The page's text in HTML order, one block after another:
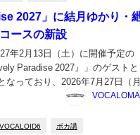
2027」に結月ゆかり・
ースの新設
年2月13日（土）に開催予定の
Paradise 2027』」のゲストと
っており、2026年7月27日（月
ング「GUMI・がくぽ・ウナ 3D
VOCALOID6 ボカ講